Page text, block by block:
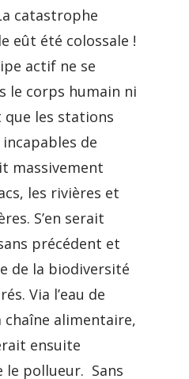
catastrophe
eût été colossale !
actif ne se
le corps humain ni
les stations
de
massivement
les rivières et
S’en serait
précédent et
de la biodiversité
Via l’eau de
alimentaire,
ensuite
le pollueur. Sans